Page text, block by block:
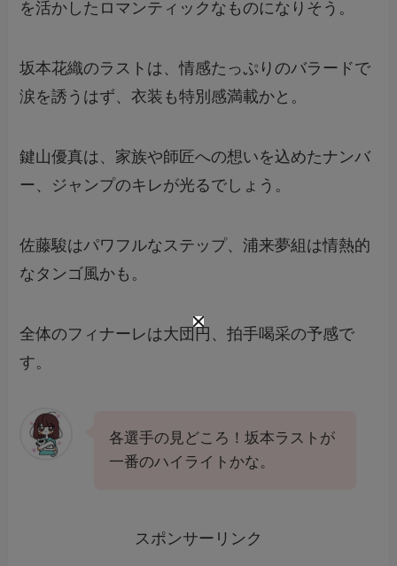
を活かしたロマンティックなものになりそう。
坂本花織のラストは、情感たっぷりのバラードで
涙を誘うはず、衣装も特別感満載かと。
鍵山優真は、家族や師匠への想いを込めたナンバ
ー、ジャンプのキレが光るでしょう。
佐藤駿はパワフルなステップ、浦来夢組は情熱的
なタンゴ風かも。
全体のフィナーレは大団円、拍手喝采の予感で
す。
各選手の見どころ！坂本ラストが
一番のハイライトかな。
スポンサーリンク